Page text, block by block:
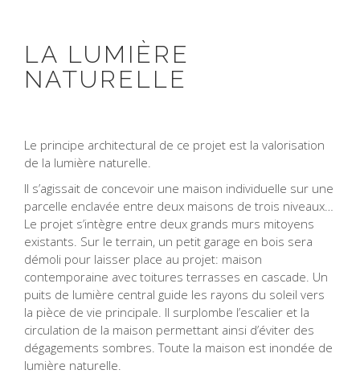
LA LUMIÈRE
NATURELLE
Le principe architectural de ce projet est la valorisation
de la lumière naturelle.
Il s’agissait de concevoir une maison individuelle sur une
parcelle enclavée entre deux maisons de trois niveaux…
Le projet s’intègre entre deux grands murs mitoyens
existants. Sur le terrain, un petit garage en bois sera
démoli pour laisser place au projet: maison
contemporaine avec toitures terrasses en cascade. Un
puits de lumière central guide les rayons du soleil vers
la pièce de vie principale. Il surplombe l’escalier et la
circulation de la maison permettant ainsi d’éviter des
dégagements sombres. Toute la maison est inondée de
lumière naturelle.